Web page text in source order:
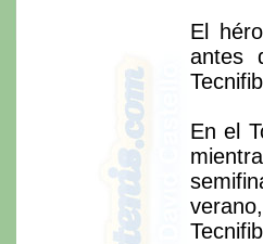
El
antes
En el